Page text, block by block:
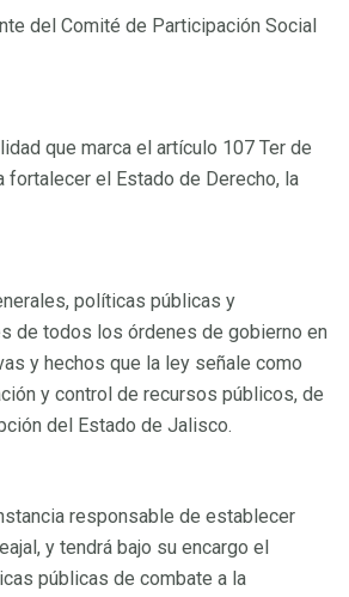
del Comité de Participación Social
que marca el artículo 107 Ter de
el Estado de Derecho, la
políticas públicas y
de todos los órdenes de gobierno en
y hechos que la ley señale como
y control de recursos públicos, de
del Estado de Jalisco.
responsable de establecer
y tendrá bajo su encargo el
públicas de combate a la